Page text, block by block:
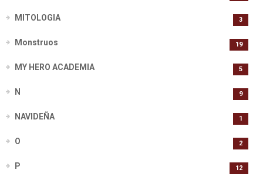
MITOLOGIA 3
Monstruos 19
MY HERO ACADEMIA 5
N 9
NAVIDEÑA 1
O 2
P 12